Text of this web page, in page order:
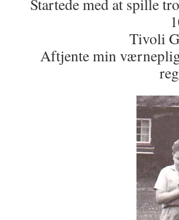
Startede med at spille
Tivoli
Aftjente min